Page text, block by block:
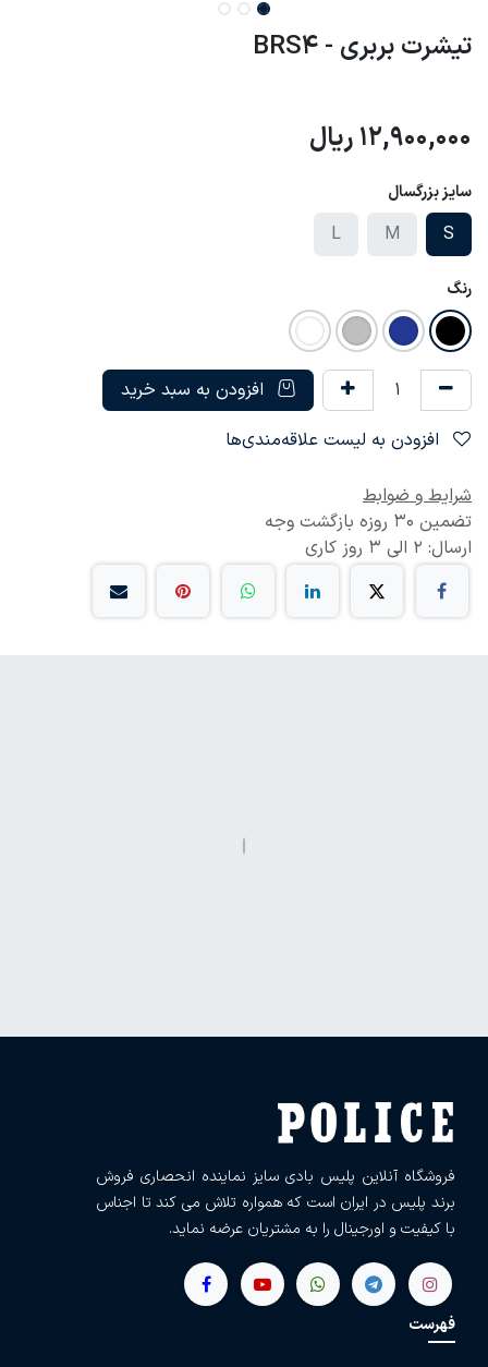
تیشرت بربری - BRS4
12,900,000 ریال
سایز بزرگسال
S
M
L
رنگ
افزودن به سبد خرید
شرایط و ضوابط
تضمین 30 روزه بازگشت وجه
ارسال: 2 الی 3 روز کاری
فروشگاه آنلاین پلیس بادی سایز نماینده انحصاری فروش
برند پلیس در ایران است که همواره تلاش می کند تا اجناس
با کیفیت و اورجینال را به مشتریان عرضه نماید.
فهرست